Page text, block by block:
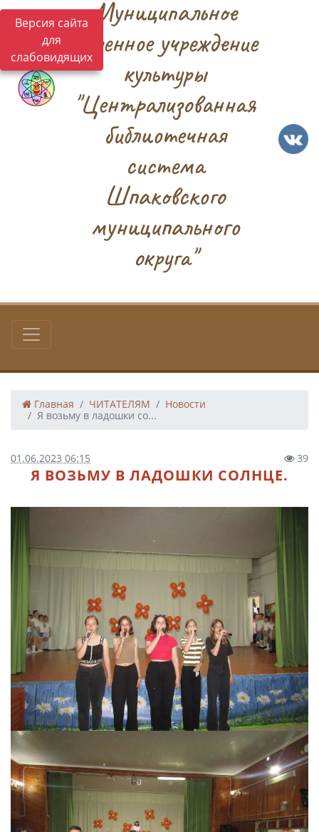
Версия сайта
для
слабовидящих
Муниципальное
казенное учреждение
культуры
"Централизованная
библиотечная
система
Шпаковского
муниципального
округа"
Главная ЧИТАТЕЛЯМ
Новости
Я возьму в ладошки со...
01.06.2023 06:15 39
Я ВОЗЬМУ В ЛАДОШКИ СОЛНЦЕ.